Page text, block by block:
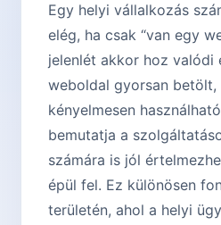
Egy helyi vállalkozás
elég, ha csak “van egy
jelenlét akkor hoz valódi
weboldal gyorsan betölt,
kényelmesen
bemutatja a
számára is jól
épül fel. Ez különösen
területén, ahol a helyi